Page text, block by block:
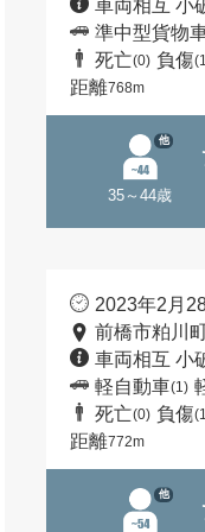
車両相互 小
準中型貨物
死亡(0) 負傷
距離768m
35～44歳
他
2023年2月
前橋市粕川
車両相互 小
軽自動車(1)
死亡(0) 負傷
距離772m
他